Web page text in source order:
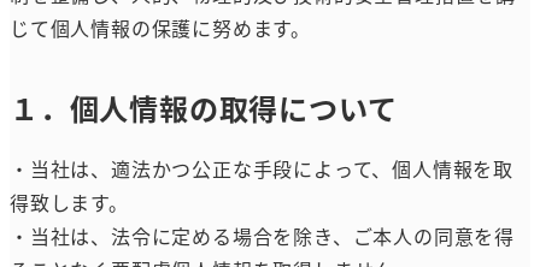
じて個人情報の保護に努めます。
１．個人情報の取得について
・当社は、適法かつ公正な手段によって、個人情報を取
得致します。
・当社は、法令に定める場合を除き、ご本人の同意を得